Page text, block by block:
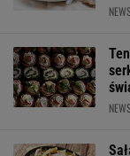
NEWS
NEWS